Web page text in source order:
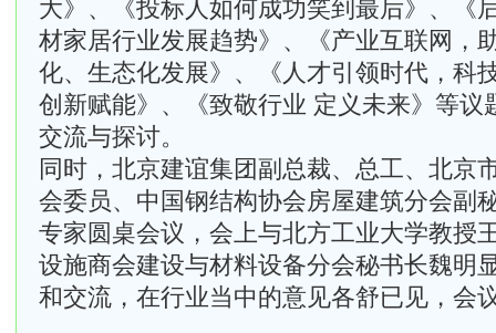
大》、《投标人如何成功笑到最后》、《
材家居行业发展趋势》、《产业互联网，
化、生态化发展》、《人才引领时代，
创新赋能》、《致敬行业 定义未来》等议
交流与探讨。
同时，北京建谊集团副总裁、总工、北京
会委员、中国钢结构协会房屋建筑分会副
专家圆桌会议，会上与北方工业大学教授
设施商会建设与材料设备分会秘书长魏明
和交流，在行业当中的意见各舒已见，会